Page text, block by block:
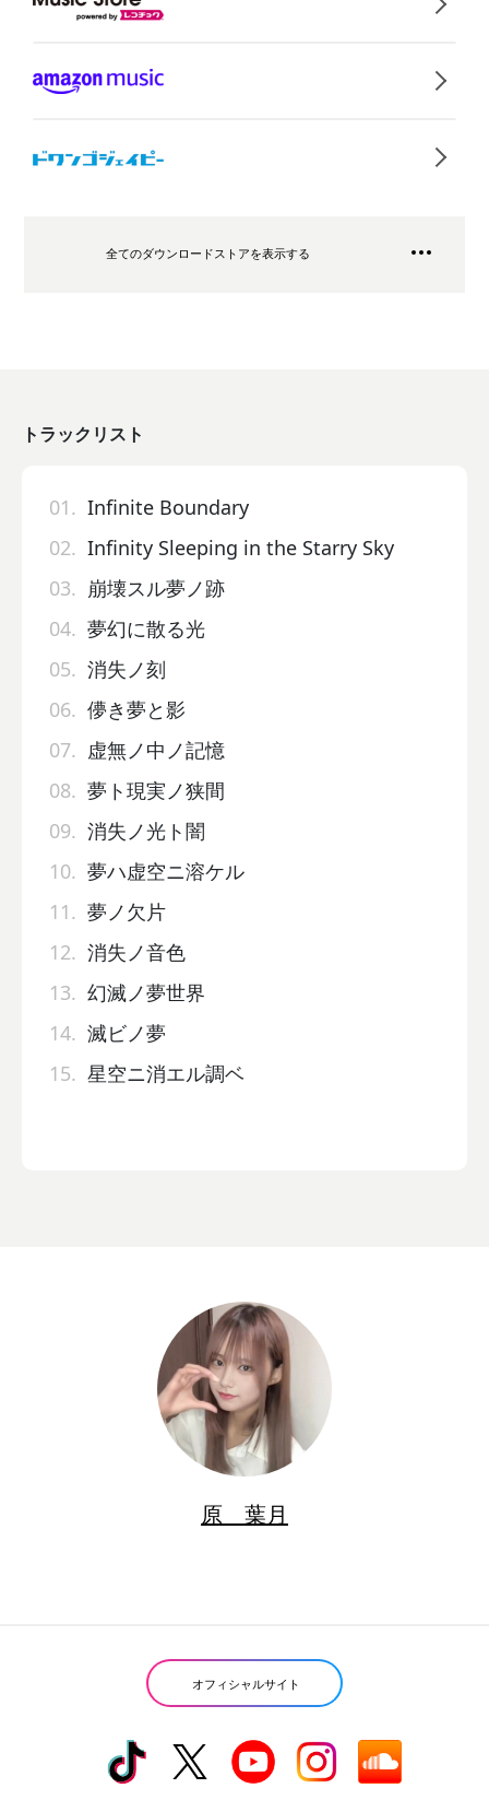
全てのダウンロードストアを表示する
トラックリスト
01. Infinite Boundary
02. Infinity Sleeping in the Starry Sky
03. 崩壊スル夢ノ跡
04. 夢幻に散る光
05. 消失ノ刻
06. 儚き夢と影
07. 虚無ノ中ノ記憶
08. 夢ト現実ノ狭間
09. 消失ノ光ト闇
10. 夢ハ虚空ニ溶ケル
11. 夢ノ欠片
12. 消失ノ音色
13. 幻滅ノ夢世界
14. 滅ビノ夢
15. 星空ニ消エル調ベ
原 葉月
オフィシャルサイト